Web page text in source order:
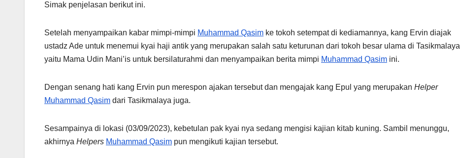
Simak penjelasan berikut ini.
Setelah menyampaikan kabar mimpi-mimpi Muhammad Qasim ke tokoh setempat di kediamannya, kang Ervin diajak
ustadz Ade untuk menemui kyai haji antik yang merupakan salah satu keturunan dari tokoh besar ulama di Tasikmalaya
yaitu Mama Udin Mani’is untuk bersilaturahmi dan menyampaikan berita mimpi Muhammad Qasim ini.
Dengan senang hati kang Ervin pun merespon ajakan tersebut dan mengajak kang Epul yang merupakan Helper
Muhammad Qasim dari Tasikmalaya juga.
Sesampainya di lokasi (03/09/2023), kebetulan pak kyai nya sedang mengisi kajian kitab kuning. Sambil menunggu,
akhirnya Helpers Muhammad Qasim pun mengikuti kajian tersebut.